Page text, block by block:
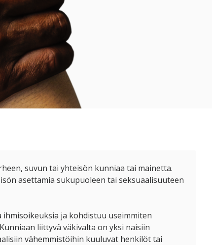
suvun tai yhteisön kunniaa tai mainetta.
asettamia sukupuoleen tai seksuaalisuuteen
ja kohdistuu useimmiten
liittyvä väkivalta on yksi naisiin
vähemmistöihin kuuluvat henkilöt tai